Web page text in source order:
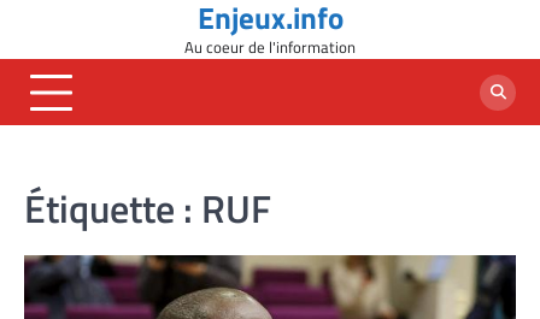
content
Enjeux.info
Au coeur de l'information
Étiquette : RUF